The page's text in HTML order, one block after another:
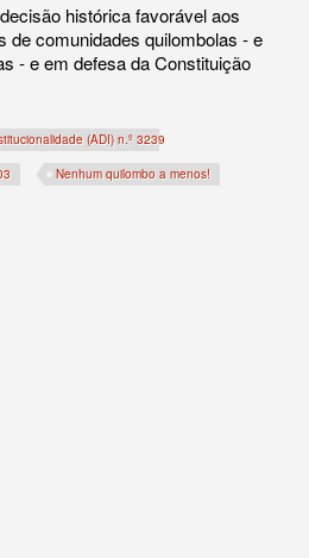
histórica favorável aos
de comunidades quilombolas - e
- e em defesa da Constituição
(ADI) n.º 3239
Nenhum quilombo a menos!